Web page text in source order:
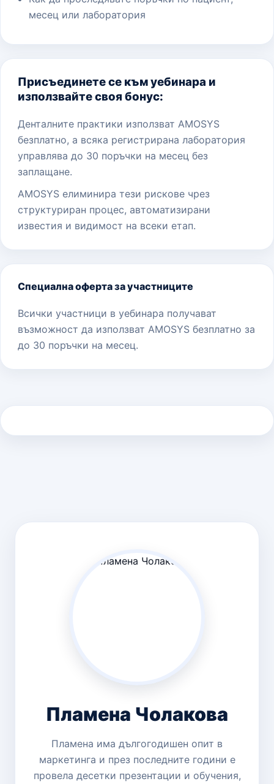
месец или лаборатория
Присъединете се към уебинара и
използвайте своя бонус:
Денталните практики използват AMOSYS
безплатно, а всяка регистрирана лаборатория
управлява до 30 поръчки на месец без
заплащане.
AMOSYS елиминира тези рискове чрез
структуриран процес, автоматизирани
известия и видимост на всеки етап.
Специална оферта за участниците
Всички участници в уебинара получават
възможност да използват AMOSYS безплатно за
до 30 поръчки на месец.
Пламена Чолакова
Пламена има дългогодишен опит в
маркетинга и през последните години е
провела десетки презентации и обучения,